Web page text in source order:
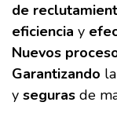
de
eficiencia y
Nuevos
Garantizando
y seguras de